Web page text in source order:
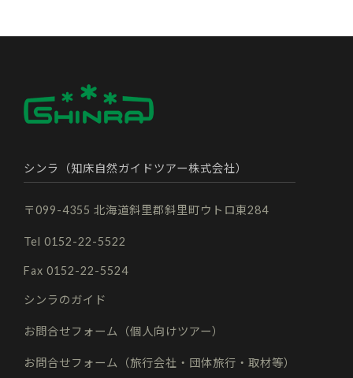
シンラ（知床自然ガイドツアー株式会社）
〒099-4355 北海道斜里郡斜里町ウトロ東284
Tel 0152-22-5522
Fax 0152-22-5524
シンラのガイド
お問合せフォーム（個人向けツアー）
お問合せフォーム（旅行会社・団体旅行・取材等）